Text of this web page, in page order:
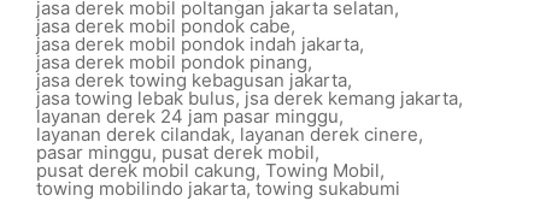
jasa derek mobil poltangan jakarta selatan,
jasa derek mobil pondok cabe,
jasa derek mobil pondok indah jakarta,
jasa derek mobil pondok pinang,
jasa derek towing kebagusan jakarta,
jasa towing lebak bulus, jsa derek kemang jakarta,
layanan derek 24 jam pasar minggu,
layanan derek cilandak, layanan derek cinere,
pasar minggu, pusat derek mobil,
pusat derek mobil cakung, Towing Mobil,
towing mobilindo jakarta,towing sukabumi